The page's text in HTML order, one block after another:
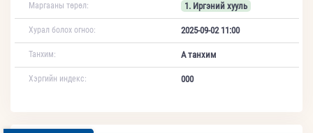
Маргааны төрөл: 1. Иргэний хууль
Хурал болох огноо: 2025-09-02 11:00
Танхим: А танхим
Хэргийн индекс: 000